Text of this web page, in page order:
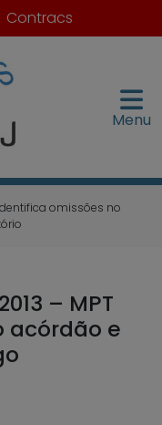
Contracs
Menu
omissões no
– MPT
acórdão e